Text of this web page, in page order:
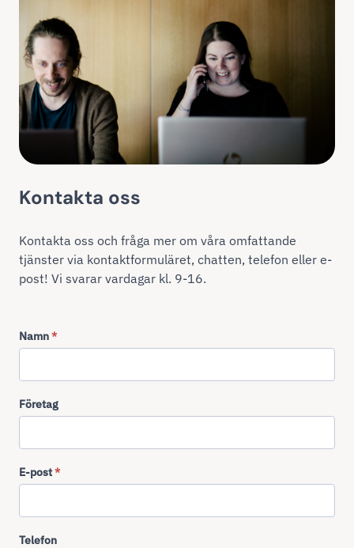
Kontakta oss
Kontakta oss och fråga mer om våra omfattande
tjänster via kontaktformuläret, chatten, telefon eller e-
post! Vi svarar vardagar kl. 9-16.
Namn*
Företag
E-post*
Telefon